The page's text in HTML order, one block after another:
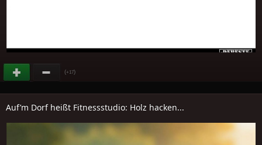
(+17)
Auf’m Dorf heißt Fitnessstudio: Holz hacken...